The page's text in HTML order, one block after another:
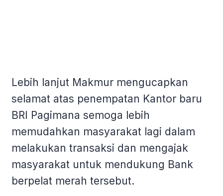
Lebih lanjut Makmur mengucapkan
selamat atas penempatan Kantor baru
BRI Pagimana semoga lebih
memudahkan masyarakat lagi dalam
melakukan transaksi dan mengajak
masyarakat untuk mendukung Bank
berpelat merah tersebut.